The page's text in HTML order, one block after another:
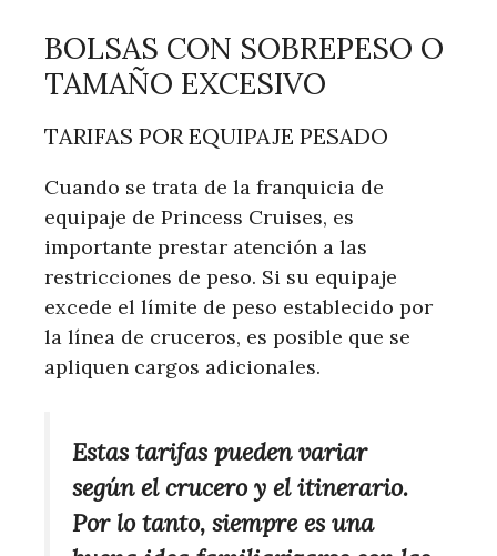
BOLSAS CON SOBREPESO O
TAMAÑO EXCESIVO
TARIFAS POR EQUIPAJE PESADO
Cuando se trata de la franquicia de
equipaje de Princess Cruises, es
importante prestar atención a las
restricciones de peso. Si su equipaje
excede el límite de peso establecido por
la línea de cruceros, es posible que se
apliquen cargos adicionales.
Estas tarifas pueden variar
según el crucero y el itinerario.
Por lo tanto, siempre es una